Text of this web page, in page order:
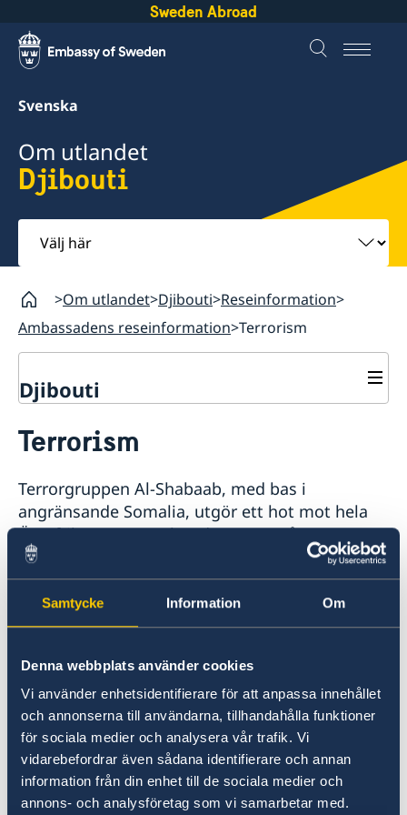
Samtycke Information Om
Denna webbplats använder cookies
Vi använder enhetsidentifierare för att anpassa innehållet
och annonserna till användarna, tillhandahålla funktioner
för sociala medier och analysera vår trafik. Vi
vidarebefordrar även sådana identifierare och annan
information från din enhet till de sociala medier och
annons- och analysföretag som vi samarbetar med.
Sweden Abroad
Svenska
Om utlandet
Djibouti
Välj
här
Om utlandet Djibouti Reseinformation
Ambassadens reseinformation Terrorism
Djibouti
Hjälp till svenskar i Djibouti
Pass i Djibouti
Legaliseringar i Djibouti
Hjälp kring medborgarskap
Akut hjälp
Ambassadens reseinformation
Aktuella händelser
Allmänna säkerhetsläget
In- och utresebestämmelser
Hälso- och sjukvård
Kriminalitet och personlig säkerhet
Trafiksäkerhet
Resa i landet
Terrorism
Terrorgruppen Al-Shabaab, med bas i
angränsande Somalia, utgör ett hot mot hela
Östafrika. Gruppen har de senaste åren
genomfört terrorattacker i Kenya, Uganda,
Djibouti och Etiopien. Ambassaden råder till
extra försiktighet och vaksamhet särskilt vid
besök på offentliga platser, inklusive historiska
djiboutiska och internationella hamnområden,
flygplatser samt militära anläggningar. Man bör
hålla sig informerad om situationen i landet
och noga följa de lokala myndigheternas
anvisningar i säkerhetsfrågor.
Senast uppdaterad 01 juli 2026, 13.50